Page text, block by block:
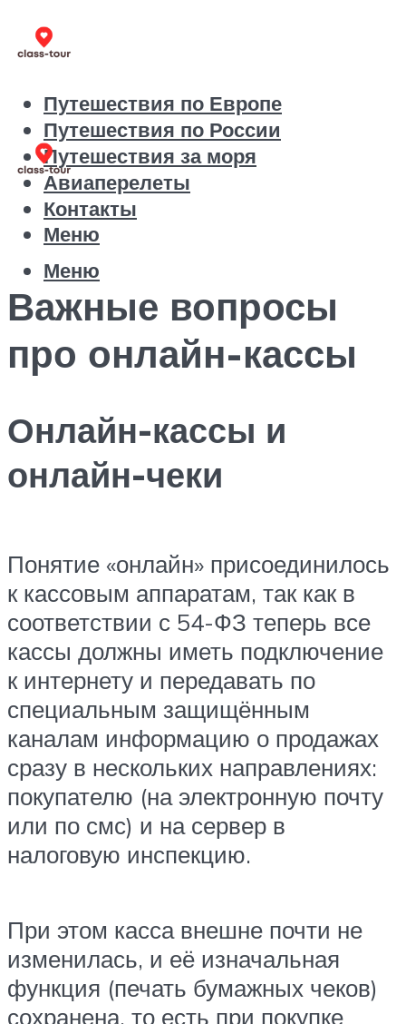
Путешествия по Европе
Путешествия по России
Путешествия за моря
Авиаперелеты
Контакты
Меню
Меню
Важные вопросы
про онлайн-кассы
Онлайн-кассы и
онлайн-чеки
Понятие «онлайн» присоединилось
к кассовым аппаратам, так как в
соответствии с 54-ФЗ теперь все
кассы должны иметь подключение
к интернету и передавать по
специальным защищённым
каналам информацию о продажах
сразу в нескольких направлениях:
покупателю (на электронную почту
или по смс) и на сервер в
налоговую инспекцию.
При этом касса внешне почти не
изменилась, и её изначальная
функция (печать бумажных чеков)
сохранена, то есть при покупке